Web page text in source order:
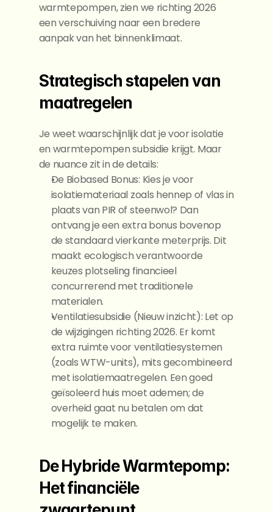
warmtepompen, zien we richting 2026
een verschuiving naar een bredere
aanpak van het binnenklimaat.
Strategisch stapelen van
maatregelen
Je weet waarschijnlijk dat je voor isolatie
en warmtepompen subsidie krijgt. Maar
de nuance zit in de details:
De Biobased Bonus: Kies je voor
isolatiemateriaal zoals hennep of vlas in
plaats van PIR of steenwol? Dan
ontvang je een extra bonus bovenop
de standaard vierkante meterprijs. Dit
maakt ecologisch verantwoorde
keuzes plotseling financieel
concurrerend met traditionele
materialen.
Ventilatiesubsidie (Nieuw inzicht): Let op
de wijzigingen richting 2026. Er komt
extra ruimte voor ventilatiesystemen
(zoals WTW-units), mits gecombineerd
met isolatiemaatregelen. Een goed
geïsoleerd huis moet ademen; de
overheid gaat nu betalen om dat
mogelijk te maken.
De Hybride Warmtepomp:
Het financiële